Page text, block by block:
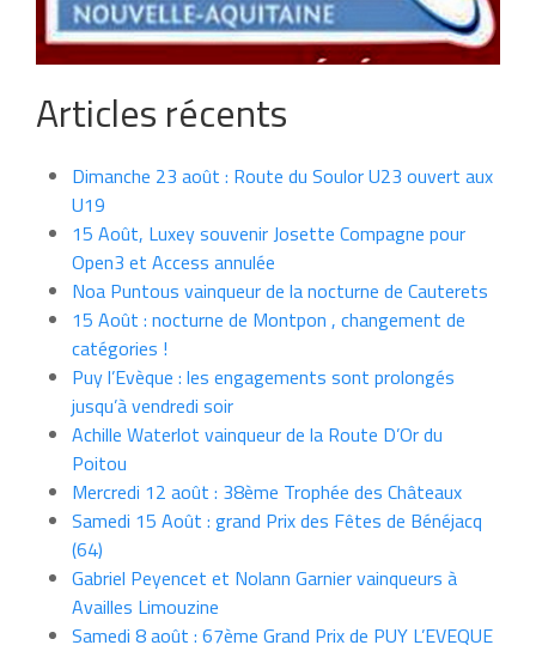
Articles récents
Dimanche 23 août : Route du Soulor U23 ouvert aux
U19
15 Août, Luxey souvenir Josette Compagne pour
Open3 et Access annulée
Noa Puntous vainqueur de la nocturne de Cauterets
15 Août : nocturne de Montpon , changement de
catégories !
Puy l’Evèque : les engagements sont prolongés
jusqu’à vendredi soir
Achille Waterlot vainqueur de la Route D’Or du
Poitou
Mercredi 12 août : 38ème Trophée des Châteaux
Samedi 15 Août : grand Prix des Fêtes de Bénéjacq
(64)
Gabriel Peyencet et Nolann Garnier vainqueurs à
Availles Limouzine
Samedi 8 août : 67ème Grand Prix de PUY L’EVEQUE